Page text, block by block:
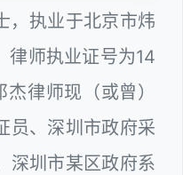
，执业于北京市炜
律师执业证号为14
律师现（或曾）
员、深圳市政府采
深圳市某区政府系